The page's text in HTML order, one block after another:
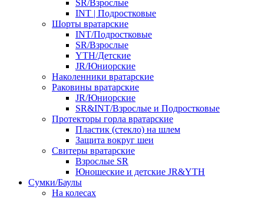
SR/Взрослые
INT | Подростковые
Шорты вратарские
INT/Подростковые
SR/Взрослые
YTH/Детские
JR/Юниорские
Наколенники вратарские
Раковины вратарские
JR/Юниорские
SR&INT/Взрослые и Подростковые
Протекторы горла вратарские
Пластик (стекло) на шлем
Защита вокруг шеи
Свитеры вратарские
Взрослые SR
Юношеские и детские JR&YTH
Сумки/Баулы
На колесах